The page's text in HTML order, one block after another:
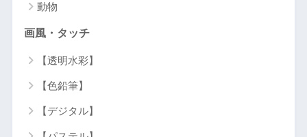
動物
画風・タッチ
【透明水彩】
【色鉛筆】
【デジタル】